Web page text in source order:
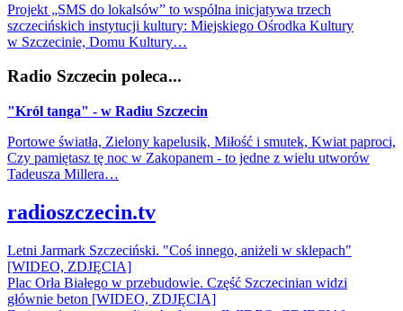
Projekt „SMS do lokalsów” to wspólna inicjatywa trzech
szczecińskich instytucji kultury: Miejskiego Ośrodka Kultury
w Szczecinie, Domu Kultury…
Radio Szczecin poleca...
"Król tanga" - w Radiu Szczecin
Portowe światła, Zielony kapelusik, Miłość i smutek, Kwiat paproci,
Czy pamiętasz tę noc w Zakopanem - to jedne z wielu utworów
Tadeusza Millera…
radioszczecin.tv
Letni Jarmark Szczeciński. "Coś innego, aniżeli w sklepach"
[WIDEO, ZDJĘCIA]
Plac Orła Białego w przebudowie. Część Szczecinian widzi
głównie beton [WIDEO, ZDJĘCIA]